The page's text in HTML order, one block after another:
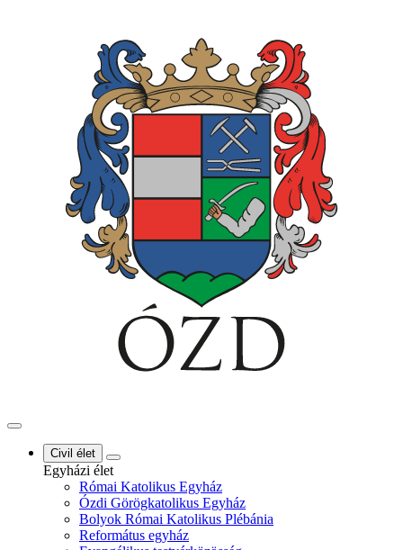
Civil élet
Egyházi élet
Római Katolikus Egyház
Ózdi Görögkatolikus Egyház
Bolyok Római Katolikus Plébánia
Református egyház